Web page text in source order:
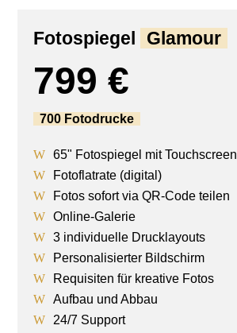
Fotospiegel Glamour
799 €
700 Fotodrucke
65" Fotospiegel mit Touchscreen
Fotoflatrate (digital)
Fotos sofort via QR-Code teilen
Online-Galerie
3 individuelle Drucklayouts
Personalisierter Bildschirm
Requisiten für kreative Fotos
Aufbau und Abbau
24/7 Support